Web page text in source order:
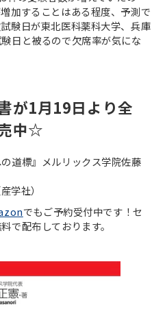
加することはある程度、予測で
験日が東北医科薬科大学、兵庫
日と被るので欠席率が気にな
が1月19日より全
中☆
道標』メルリックス学院佐藤
学社）
でもご予約受付中です！セ
で配布しております。